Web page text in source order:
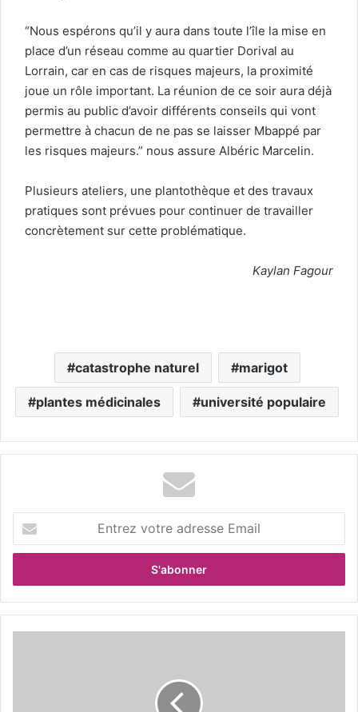
“Nous espérons qu’il y aura dans toute l’île la mise en
place d’un réseau comme au quartier Dorival au
Lorrain, car en cas de risques majeurs, la proximité
joue un rôle important. La réunion de ce soir aura déjà
permis au public d’avoir différents conseils qui vont
permettre à chacun de ne pas se laisser Mbappé par
les risques majeurs.” nous assure Albéric Marcelin.
Plusieurs ateliers, une plantothèque et des travaux
pratiques sont prévues pour continuer de travailler
concrètement sur cette problématique.
Kaylan Fagour
catastrophe naturel marigot
plantes médicinales université populaire
t
e
z